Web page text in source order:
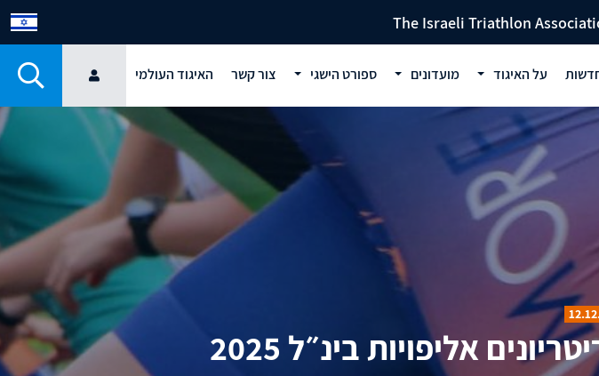
The Israeli Triathlon
על האיגוד מועדונים ספורט הישגי צור קשר האיגוד העולמי
אליפויות בינ״ל 2025